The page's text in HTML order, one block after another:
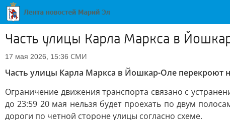
Часть улицы Карла Маркса в
17 мая 2026, 15:36 СМИ
Часть улицы Карла Маркса в Йошкар-Оле перекроют
Ограничение движения транспорта связано с
до 23:59 20 мая нельзя будет проехать по двум
дороги по четной стороне улицы согласно схеме.